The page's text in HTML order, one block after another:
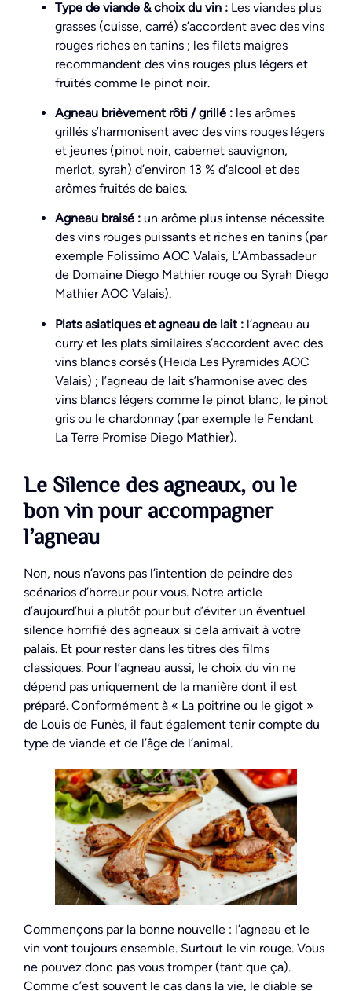
Type de viande & choix du vin : Les viandes plus
grasses (cuisse, carré) s’accordent avec des vins
rouges riches en tanins ; les filets maigres
recommandent des vins rouges plus légers et
fruités comme le pinot noir.
Agneau brièvement rôti / grillé : les arômes
grillés s’harmonisent avec des vins rouges légers
et jeunes (pinot noir, cabernet sauvignon,
merlot, syrah) d’environ 13 % d’alcool et des
arômes fruités de baies.
Agneau braisé : un arôme plus intense nécessite
des vins rouges puissants et riches en tanins (par
exemple Folissimo AOC Valais, L’Ambassadeur
de Domaine Diego Mathier rouge ou Syrah Diego
Mathier AOC Valais).
Plats asiatiques et agneau de lait : l’agneau au
curry et les plats similaires s’accordent avec des
vins blancs corsés (Heida Les Pyramides AOC
Valais) ; l’agneau de lait s’harmonise avec des
vins blancs légers comme le pinot blanc, le pinot
gris ou le chardonnay (par exemple le Fendant
La Terre Promise Diego Mathier).
Le Silence des agneaux, ou le
bon vin pour accompagner
l’agneau
Non, nous n’avons pas l’intention de peindre des
scénarios d’horreur pour vous. Notre article
d’aujourd’hui a plutôt pour but d’éviter un éventuel
silence horrifié des agneaux si cela arrivait à votre
palais. Et pour rester dans les titres des films
classiques. Pour l’agneau aussi, le choix du vin ne
dépend pas uniquement de la manière dont il est
préparé. Conformément à « La poitrine ou le gigot »
de Louis de Funès, il faut également tenir compte du
type de viande et de l’âge de l’animal.
Commençons par la bonne nouvelle : l’agneau et le
vin vont toujours ensemble. Surtout le vin rouge. Vous
ne pouvez donc pas vous tromper (tant que ça).
Comme c’est souvent le cas dans la vie, le diable se